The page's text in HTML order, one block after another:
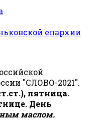
епархии
"СЛОВО-2021".
пятница.
День
маслом.